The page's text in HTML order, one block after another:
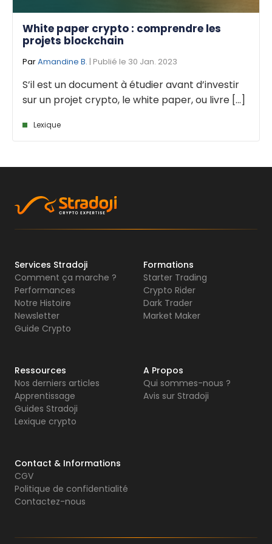
White paper crypto : comprendre les
projets blockchain
ParAmandine B. | Publié le 30 Jan. 2023
S’il est un document à étudier avant d’investir
sur un projet crypto, le white paper, ou livre [...]
Lexique
Services Stradoji
Comment ça marche ?
Performances
Notre Histoire
Newsletter
Guide Crypto
Formations
Starter Trading
Crypto Rider
Dark Trader
Market Maker
Ressources
Nos derniers articles
Apprentissage
Guides Stradoji
Lexique crypto
A Propos
Qui sommes-nous ?
Avis sur Stradoji
Contact & Informations
CGV
Politique de confidentialité
Contactez-nous